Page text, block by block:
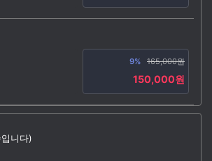
9% 165,000원
150,000원
니다)